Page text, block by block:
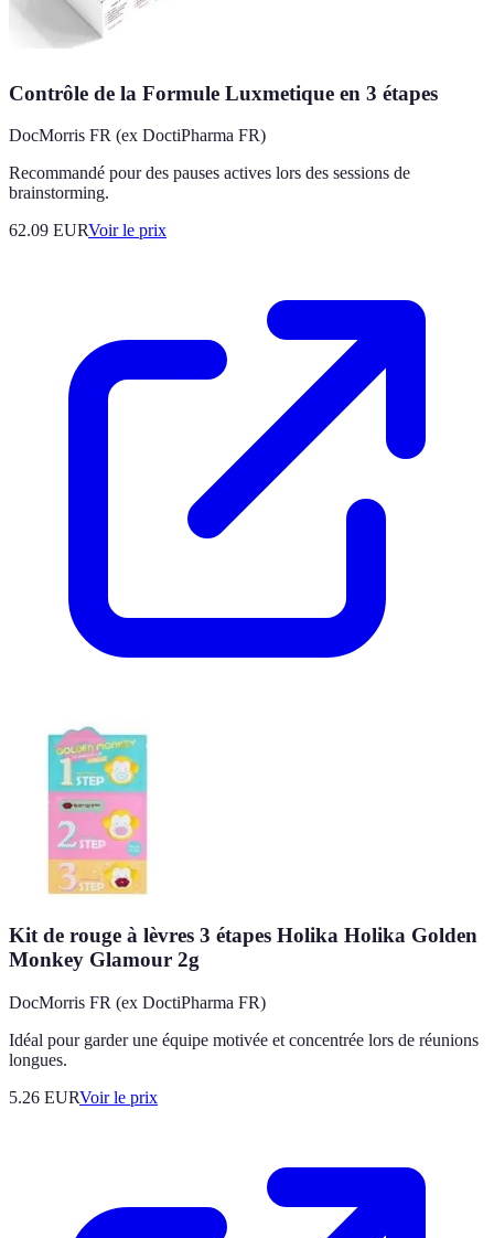
Contrôle de la Formule Luxmetique en 3 étapes
DocMorris FR (ex DoctiPharma FR)
Recommandé pour des pauses actives lors des sessions de
brainstorming.
62.09 EURVoir le prix
Kit de rouge à lèvres 3 étapes Holika Holika Golden
Monkey Glamour 2g
DocMorris FR (ex DoctiPharma FR)
Idéal pour garder une équipe motivée et concentrée lors de réunions
longues.
5.26 EURVoir le prix